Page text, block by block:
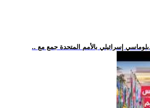
إسرائيلي بالأمم المتحدة جمع مع